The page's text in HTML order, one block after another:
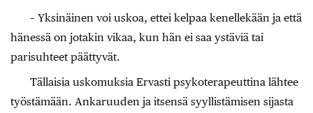
– Yksinäinen voi uskoa, ettei kelpaa kenellekään ja että
hänessä on jotakin vikaa, kun hän ei saa ystäviä tai
parisuhteet päättyvät.
Tällaisia uskomuksia Ervasti psykoterapeuttina lähtee
työstämään. Ankaruuden ja itsensä syyllistämisen sijasta